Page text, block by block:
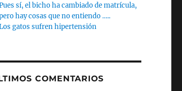
sí, el bicho ha cambiado de matrícula,
hay cosas que no entiendo …..
gatos sufren hipertensión
COMENTARIOS